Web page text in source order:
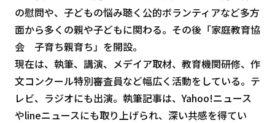
の慰問や、子どもの悩み聴く公的ボランティアなど多方
面から多くの親や子どもに関わる。その後「家庭教育協
会 子育ち親育ち」を開設。
現在は、執筆、講演、メデイア取材、教育機関研修、作
文コンクール特別審査員など幅広く活動をしている。テ
レビ、ラジオにも出演。執筆記事は、Yahoo!ニュース
やlineニュースにも取り上げられ、深い共感を得てい